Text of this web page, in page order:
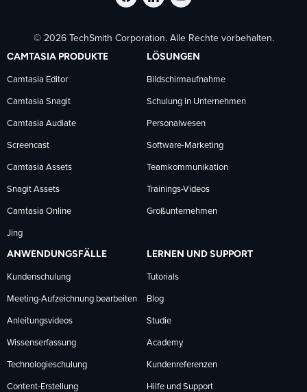
TechSmith
auf
Facebook
folgen
TechSmith
auf
LinkedIn
folgen
TechSmith
auf
YouTube
© 2026 TechSmith Corporation. Alle Rechte vorbehalten.
CAMTASIA PRODUKTE
Camtasia Editor
Camtasia Snagit
Camtasia Audiate
Screencast
Camtasia Assets
Snagit Assets
Camtasia Online
Jing
LÖSUNGEN
Bildschirmaufnahme
Schulung in Unternehmen
Personalwesen
Software-Marketing
Teamkommunikation
Trainings-Videos
Großunternehmen
ANWENDUNGSFÄLLE
Kundenschulung
Meeting-Aufzeichnung bearbeiten
Anleitungsvideos
Wissenserfassung
Technologieschulung
Content-Erstellung
LERNEN UND SUPPORT
Tutorials
Blog
Studie
Academy
Kundenreferenzen
Hilfe und Support